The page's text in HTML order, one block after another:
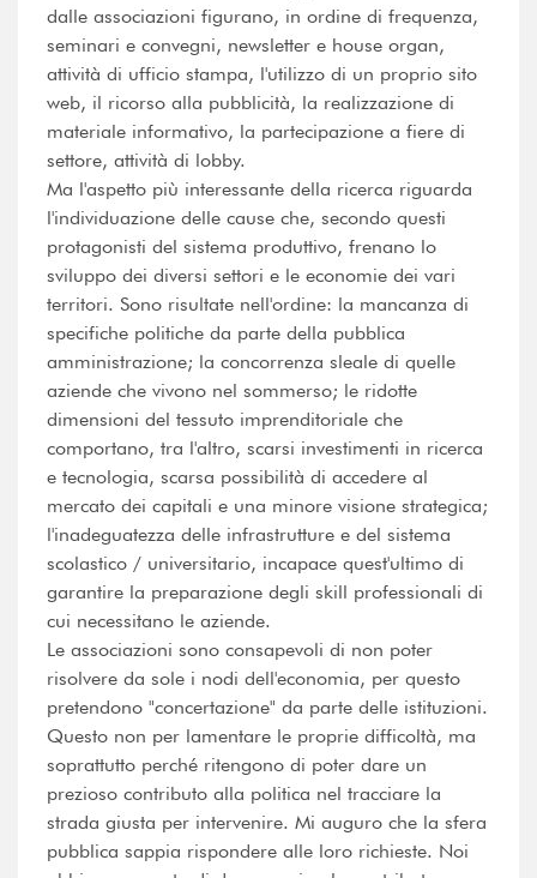
dalle associazioni figurano, in ordine di frequenza,
seminari e convegni, newsletter e house organ,
attività di ufficio stampa, l'utilizzo di un proprio sito
web, il ricorso alla pubblicità, la realizzazione di
materiale informativo, la partecipazione a fiere di
settore, attività di lobby.
Ma l'aspetto più interessante della ricerca riguarda
l'individuazione delle cause che, secondo questi
protagonisti del sistema produttivo, frenano lo
sviluppo dei diversi settori e le economie dei vari
territori. Sono risultate nell'ordine: la mancanza di
specifiche politiche da parte della pubblica
amministrazione; la concorrenza sleale di quelle
aziende che vivono nel sommerso; le ridotte
dimensioni del tessuto imprenditoriale che
comportano, tra l'altro, scarsi investimenti in ricerca
e tecnologia, scarsa possibilità di accedere al
mercato dei capitali e una minore visione strategica;
l'inadeguatezza delle infrastrutture e del sistema
scolastico / universitario, incapace quest'ultimo di
garantire la preparazione degli skill professionali di
cui necessitano le aziende.
Le associazioni sono consapevoli di non poter
risolvere da sole i nodi dell'economia, per questo
pretendono "concertazione" da parte delle istituzioni.
Questo non per lamentare le proprie difficoltà, ma
soprattutto perché ritengono di poter dare un
prezioso contributo alla politica nel tracciare la
strada giusta per intervenire. Mi auguro che la sfera
pubblica sappia rispondere alle loro richieste. Noi